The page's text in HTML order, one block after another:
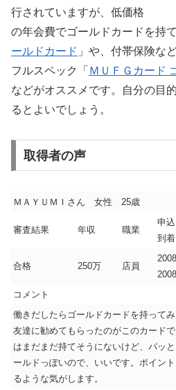
行されていますが、低価格
の年会費でゴールドカードを持
ールドカード 」や、付帯保険な
フルスペック「 ＭＵＦＧカード
などがオススメです。自分の目
るとよいでしょう。
取得者の声
ＭＡＹＵＭＩさん 女性 25歳
審査結果 年収 職業
申
到着
合格 250万 店員
コメント
働きだしたらゴールドカードを持って
友達に勧めてもらったのがこのカード
はまだまだ持てそうにないけど、パッ
ールドっぽいので、いいです。ポイン
るような気がします。